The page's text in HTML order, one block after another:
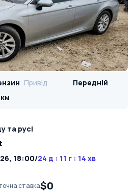
Привід
Передній
та русі
18:00/24 д : 11 г : 14 хв
ставка$0